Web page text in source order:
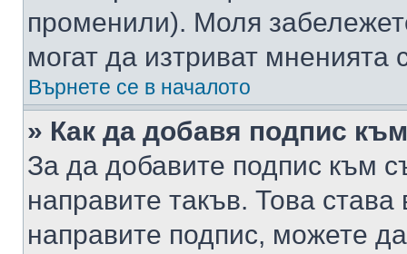
променили). Моля
могат да изтриват мненията
Върнете се в началото
» Как да добавя подпис
За да добавите подпис към
направите такъв. Това
направите подпис, можете